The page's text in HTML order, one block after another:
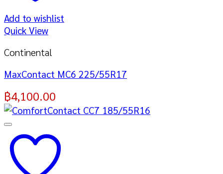
Add to wishlist
Quick View
Continental
MaxContact MC6 225/55R17
฿4,100.00